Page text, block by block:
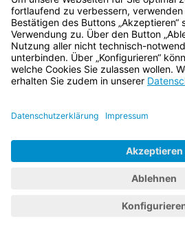
jeweils mit den Aufgaben
Bayern.de
BayernPortal
Impressum